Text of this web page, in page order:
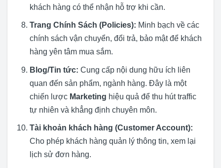
khách hàng có thể nhận hỗ trợ khi cần.
Trang Chính Sách (Policies): Minh bạch về các
chính sách vận chuyển, đổi trả, bảo mật để khách
hàng yên tâm mua sắm.
Blog/Tin tức: Cung cấp nội dung hữu ích liên
quan đến sản phẩm, ngành hàng. Đây là một
chiến lược Marketing hiệu quả để thu hút traffic
tự nhiên và khẳng định chuyên môn.
Tài khoản khách hàng (Customer Account):
Cho phép khách hàng quản lý thông tin, xem lại
lịch sử đơn hàng.